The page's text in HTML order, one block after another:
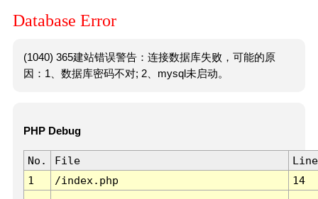
Database Error
(1040) 365建站错误警告：连接数据库失败，可能的原
因：1、数据库密码不对; 2、mysql未启动。
PHP Debug
No. File
Line
1
/index.php 14